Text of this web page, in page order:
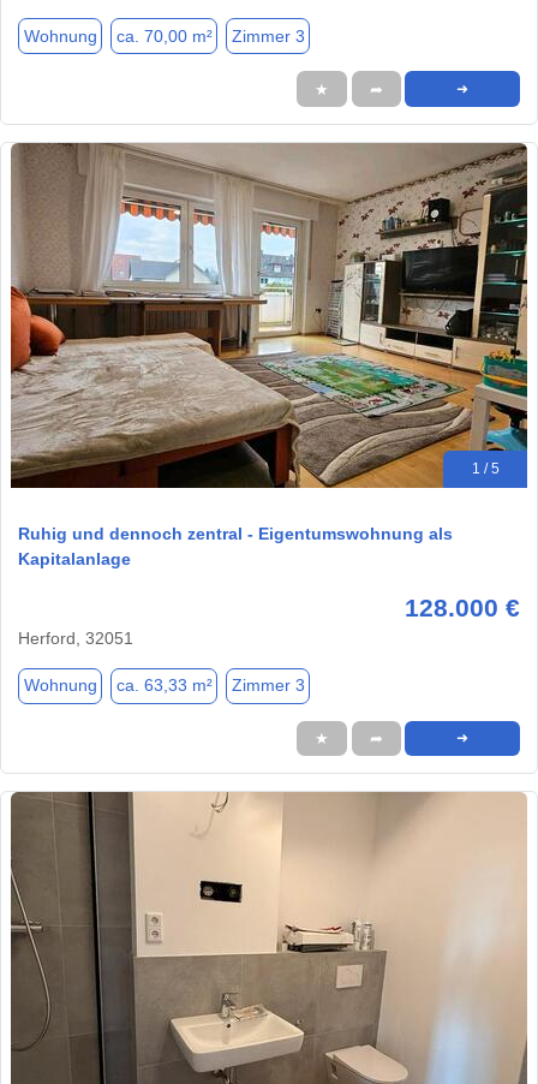
Wohnung ca. 70,00 m² Zimmer 3
★ ➦ ➜
1 / 5
Ruhig und dennoch zentral - Eigentumswohnung als
Kapitalanlage
128.000 €
Herford, 32051
Wohnung ca. 63,33 m² Zimmer 3
★ ➦ ➜